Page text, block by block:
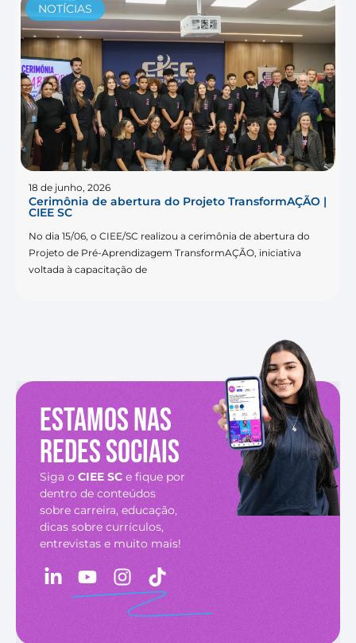
NOTÍCIAS
18 de junho, 2026
Cerimônia de abertura do Projeto TransformAÇÃO |
CIEE SC
No dia 15/06, o CIEE/SC realizou a cerimônia de abertura do
Projeto de Pré-Aprendizagem TransformAÇÃO, iniciativa
voltada à capacitação de
Estamos nas
redes sociais
Siga o CIEE SCe fique por
dentro de conteúdos
sobre carreira, educação,
dicas sobre currículos,
entrevistas e muito mais!